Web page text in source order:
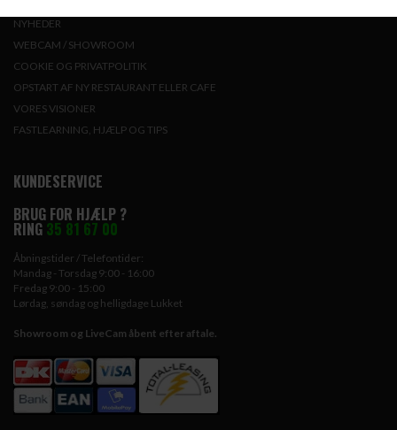
NYHEDER
WEBCAM / SHOWROOM
COOKIE OG PRIVATPOLITIK
OPSTART AF NY RESTAURANT ELLER CAFE
VORES VISIONER
FASTLEARNING, HJÆLP OG TIPS
KUNDESERVICE
BRUG FOR HJÆLP ?
RING 35 81 67 00
Åbningstider / Telefontider:
Mandag - Torsdag 9:00 - 16:00
Fredag 9:00 - 15:00
Lørdag, søndag og helligdage Lukket
Showroom og LiveCam åbent efter aftale.